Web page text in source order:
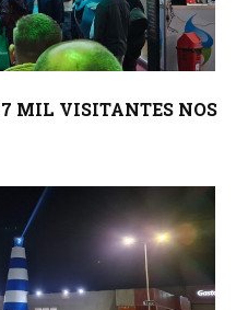
MIL VISITANTES NOS